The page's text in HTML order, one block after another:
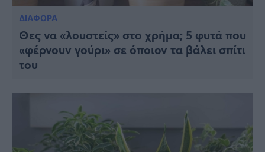
ΔΙΑΦΟΡΑ
Θες να «λουστείς» στο χρήμα; 5 φυτά που
«φέρνουν γούρι» σε όποιον τα βάλει σπίτι
του